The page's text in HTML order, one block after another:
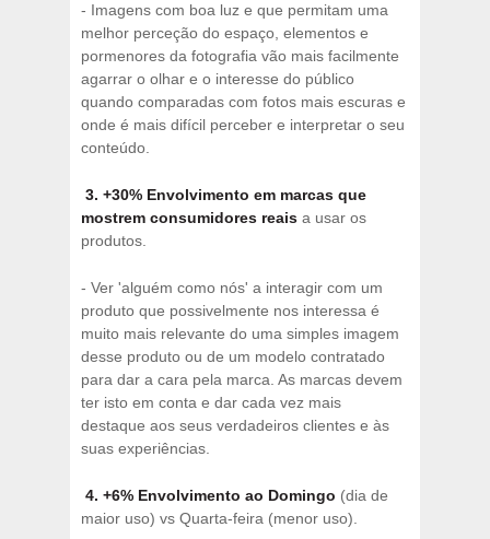
- Imagens com boa luz e que permitam uma
melhor perceção do espaço, elementos e
pormenores da fotografia vão mais facilmente
agarrar o olhar e o interesse do público
quando comparadas com fotos mais escuras e
onde é mais difícil perceber e interpretar o seu
conteúdo.
3. +30% Envolvimento em marcas que
mostrem consumidores reais a usar os
produtos.
- Ver 'alguém como nós' a interagir com um
produto que possivelmente nos interessa é
muito mais relevante do uma simples imagem
desse produto ou de um modelo contratado
para dar a cara pela marca. As marcas devem
ter isto em conta e dar cada vez mais
destaque aos seus verdadeiros clientes e às
suas experiências.
4. +6% Envolvimento ao Domingo (dia de
maior uso) vs Quarta-feira (menor uso).